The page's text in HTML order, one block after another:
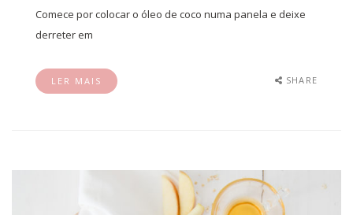
Comece por colocar o óleo de coco numa panela e deixe
derreter em
LER MAIS SHARE